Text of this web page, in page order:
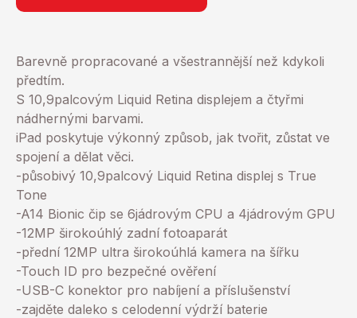
Barevně propracované a všestrannější než kdykoli
předtím.
S 10,9palcovým Liquid Retina displejem a čtyřmi
nádhernými barvami.
iPad poskytuje výkonný způsob, jak tvořit, zůstat ve
spojení a dělat věci.
-působivý 10,9palcový Liquid Retina displej s True
Tone
-A14 Bionic čip se 6jádrovým CPU a 4jádrovým GPU
-12MP širokoúhlý zadní fotoaparát
-přední 12MP ultra širokoúhlá kamera na šířku
-Touch ID pro bezpečné ověření
-USB-C konektor pro nabíjení a příslušenství
-zajděte daleko s celodenní výdrží baterie